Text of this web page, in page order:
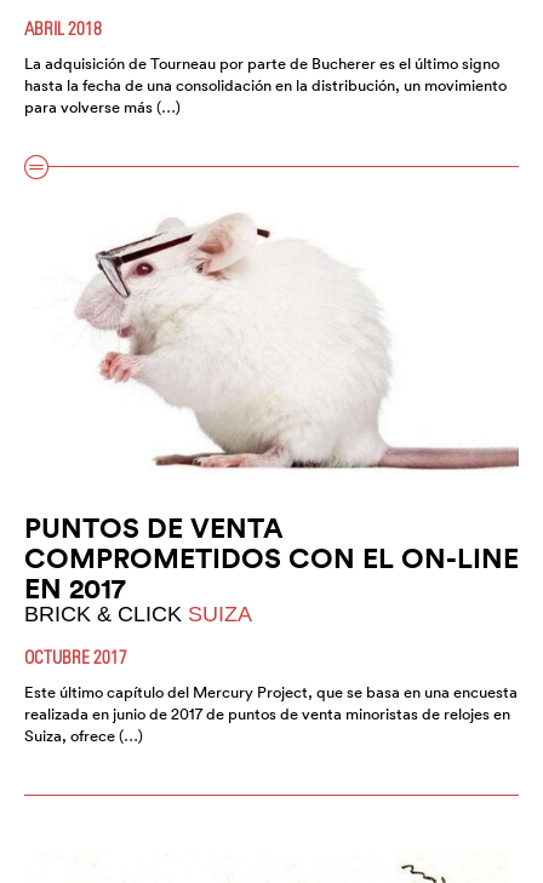
ABRIL 2018
La adquisición de Tourneau por parte de Bucherer es el último signo
hasta la fecha de una consolidación en la distribución, un movimiento
para volverse más (…)
PUNTOS DE VENTA
COMPROMETIDOS CON EL ON-LINE
EN 2017
BRICK & CLICK SUIZA
OCTUBRE 2017
Este último capítulo del Mercury Project, que se basa en una encuesta
realizada en junio de 2017 de puntos de venta minoristas de relojes en
Suiza, ofrece (…)